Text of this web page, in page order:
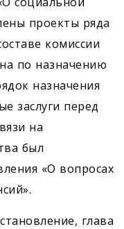
проекты ряда
комиссии
по назначению
назначения
заслуги перед
на
был
«О вопросах
глава